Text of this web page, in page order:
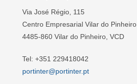
Via José Régio, 115
Centro Empresarial Vilar do Pinheiro
4485-860 Vilar do Pinheiro, VCD
Tel: +351 229418042
portinter@portinter.pt